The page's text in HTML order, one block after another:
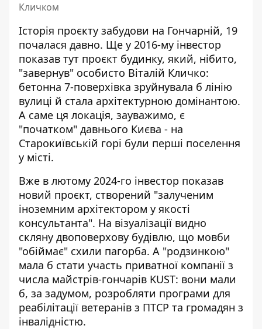
Кличком
Історія проєкту забудови на Гончарній, 19
почалася давно. Ще у 2016-му інвестор
показав тут проєкт будинку, який, нібито,
"завернув" особисто Віталій Кличко:
бетонна 7-поверхівка зруйнувала б лінію
вулиці й стала архітектурною домінантою.
А саме ця локація, зауважимо, є
"початком" давнього Києва - на
Старокиївській горі були перші поселення
у місті.
Вже в лютому 2024-го інвестор показав
новий проєкт, створений "залученим
іноземним архітектором у якості
консультанта". На візуалізації видно
скляну двоповерхову будівлю, що мовби
"обіймає" схили пагорба. А "родзинкою"
мала б стати участь приватної компанії з
числа майстрів-гончарів KUST: вони мали
б, за задумом, розробляти програми для
реабілітації ветеранів з ПТСР та громадян з
інвалідністю.